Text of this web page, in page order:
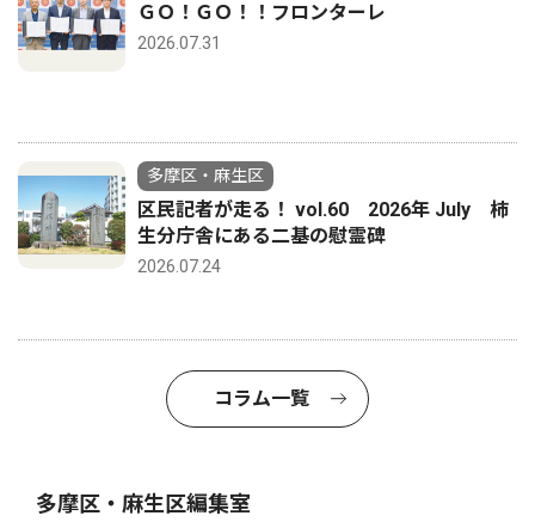
ＧＯ！ＧＯ！！フロンターレ
2026.07.31
多摩区・麻生区
区民記者が走る！ vol.60 2026年 July 柿
生分庁舎にある二基の慰霊碑
2026.07.24
コラム一覧
多摩区・麻生区編集室